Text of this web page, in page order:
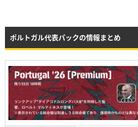
ポルトガル代表パックの情報まとめ